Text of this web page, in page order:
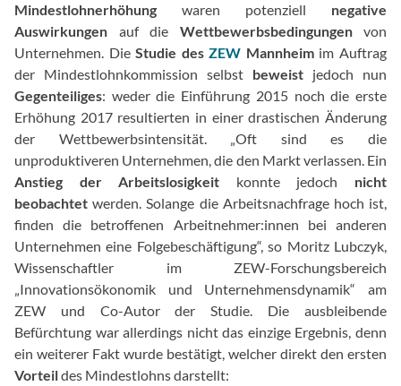
Mindestlohnerhöhung waren potenziell negative
Auswirkungen auf die Wettbewerbsbedingungenvon
Unternehmen. DieStudie des ZEW Mannheimim Auftrag
der Mindestlohnkommission selbst beweist jedoch nun
Gegenteiliges: weder die Einführung 2015 noch die erste
Erhöhung 2017 resultierten in einer drastischen Änderung
der Wettbewerbsintensität. „Oft sind es die
unproduktiveren Unternehmen, die den Markt verlassen. Ein
Anstieg der Arbeitslosigkeit konnte jedoch nicht
beobachtet werden. Solange die Arbeitsnachfrage hoch ist,
finden die betroffenen Arbeitnehmer:innen bei anderen
Unternehmen eine Folgebeschäftigung“, so Moritz Lubczyk,
Wissenschaftler im ZEW-Forschungsbereich
„Innovationsökonomik und Unternehmensdynamik“ am
ZEW und Co-Autor der Studie. Die ausbleibende
Befürchtung war allerdings nicht das einzige Ergebnis, denn
ein weiterer Fakt wurde bestätigt, welcher direkt den ersten
Vorteildes Mindestlohns darstellt: